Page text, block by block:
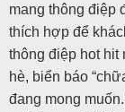
mang thông điệp
thích hợp để
thông điệp hot
hè, biển báo
đang mong